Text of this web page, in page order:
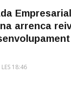
Empresarial
arrenca
18:46